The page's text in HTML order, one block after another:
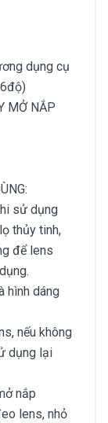
dụng cụ
MỞ NẮP
sử dụng
thủy tinh,
để lens
hình dáng
nếu không
dụng lại
nắp
lens, nhỏ